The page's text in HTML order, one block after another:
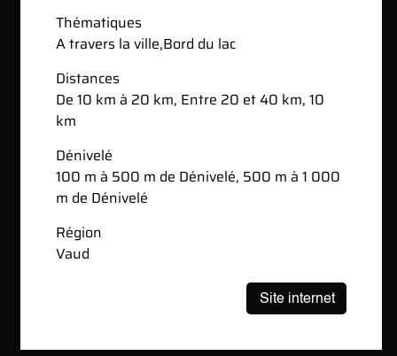
Thématiques
A travers la ville,Bord du lac
Distances
De 10 km à 20 km, Entre 20 et 40 km, 10
km
Dénivelé
100 m à 500 m de Dénivelé, 500 m à 1 000
m de Dénivelé
Région
Vaud